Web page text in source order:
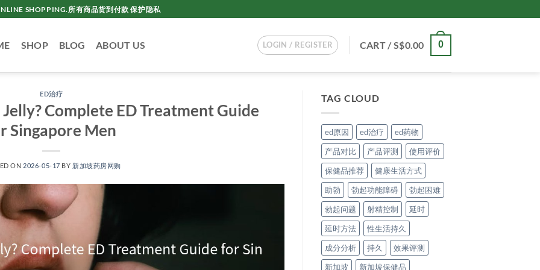
SHOPPING.所有商品货到付款 保护隐私
SHOP BLOG ABOUT US LOGIN / REGISTER CART /S$0.00 0
ED治疗
Complete ED Treatment Guide
Singapore Men
ON 2026-05-17 BY 新加坡药房网购
TAG CLOUD
ed原因 ed治疗
ed药物
产品对比
产品评测
使用评价
保健品推荐
健康生活方式
助勃
勃起功能障碍
勃起困难
勃起问题
射精控制
延时
延时方法
性生活持久
成分分析
持久
效果评测
新加坡
新加坡保健品